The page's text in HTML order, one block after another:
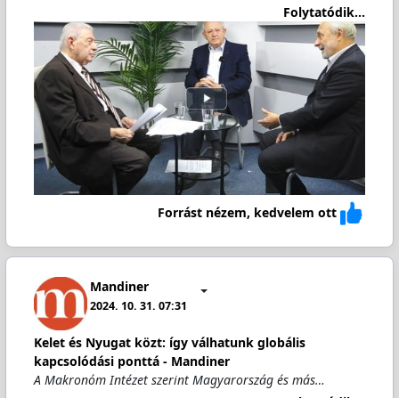
Folytatódik...
Forrást nézem, kedvelem ott
Mandiner
2024. 10. 31. 07:31
Kelet és Nyugat közt: így válhatunk globális
kapcsolódási ponttá - Mandiner
A Makronóm Intézet szerint Magyarország és más…